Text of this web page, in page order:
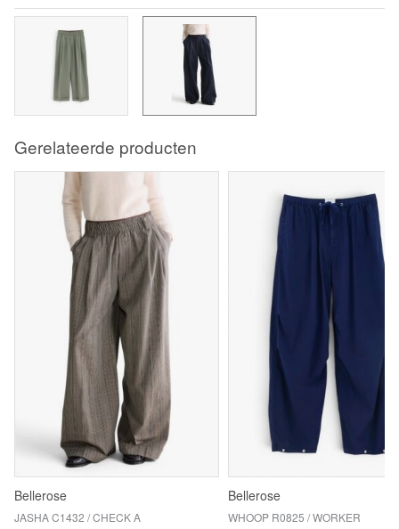
Gerelateerde producten
Bellerose
JASHA C1432 / CHECK A
Bellerose
WHOOP R0825 / WORKER